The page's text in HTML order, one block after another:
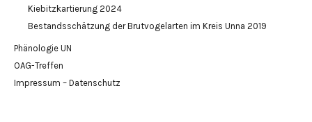
Kiebitzkartierung 2024
Bestandsschätzung der Brutvogelarten im Kreis Unna 2019
Phänologie UN
OAG-Treffen
Impressum – Datenschutz